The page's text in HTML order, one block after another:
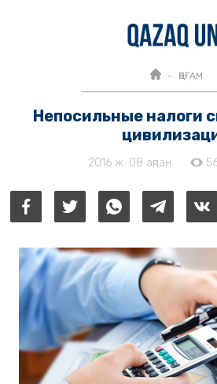
ҚОҒАМ
Непосильные налоги
2016 ж. 08 ақпан